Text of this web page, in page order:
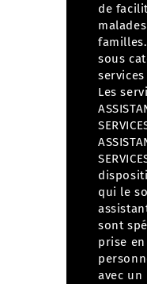
de
sous
Les
qui le
sont
prise
avec un